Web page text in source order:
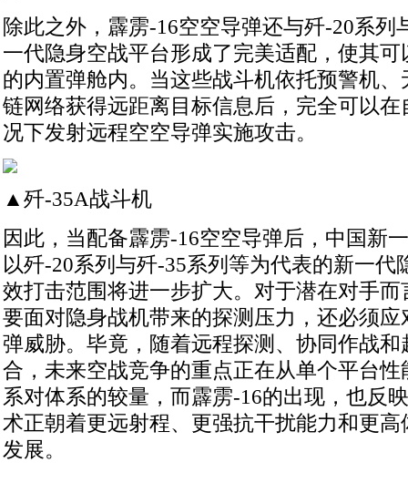
除此之外，霹雳-16空空导弹还与歼-20系列
一代隐身空战平台形成了完美适配，使其
的内置弹舱内。当这些战斗机依托预警机
链网络获得远距离目标信息后，完全可以
况下发射远程空空导弹实施攻击。
▲歼-35A战斗机
因此，当配备霹雳-16空空导弹后，中国新
以歼-20系列与歼-35系列等为代表的新一代
效打击范围将进一步扩大。对于潜在对手
要面对隐身战机带来的探测压力，还必须
弹威胁。毕竟，随着远程探测、协同作战
合，未来空战竞争的重点正在从单个平台
系对体系的较量，而霹雳-16的出现，也反
术正朝着更远射程、更强抗干扰能力和更
发展。